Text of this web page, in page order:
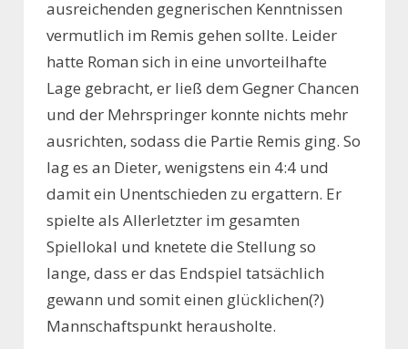
ausreichenden gegnerischen Kenntnissen
vermutlich im Remis gehen sollte. Leider
hatte Roman sich in eine unvorteilhafte
Lage gebracht, er ließ dem Gegner Chancen
und der Mehrspringer konnte nichts mehr
ausrichten, sodass die Partie Remis ging. So
lag es an Dieter, wenigstens ein 4:4 und
damit ein Unentschieden zu ergattern. Er
spielte als Allerletzter im gesamten
Spiellokal und knetete die Stellung so
lange, dass er das Endspiel tatsächlich
gewann und somit einen glücklichen(?)
Mannschaftspunkt herausholte.